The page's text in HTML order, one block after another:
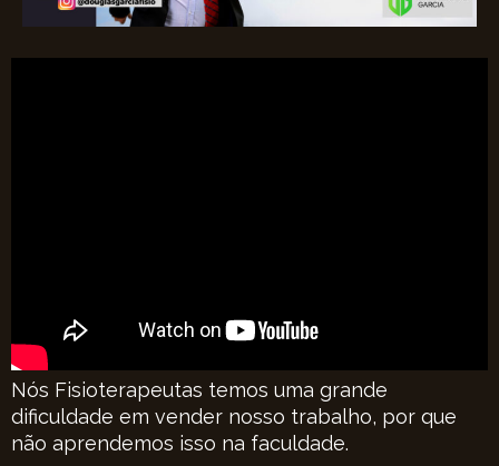
Nós Fisioterapeutas temos uma grande
dificuldade em vender nosso trabalho, por que
não aprendemos isso na faculdade.